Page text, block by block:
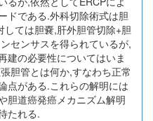
ドである.外科切除術式は胆
ては胆嚢,肝外胆管切除+胆
センサスを得られているが,
建の必要性についてはいま
胆管とは何か,すなわち正常
点がある.これらの解明には
胆道癌発癌メカニズム解明
たれる.